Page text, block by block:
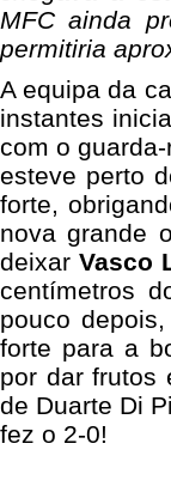
MFC ainda
permitiria
A equipa da
instantes
com o
esteve perto
forte,
nova grande
deixar Vasco
centímetros
pouco
forte para a
por dar frutos
de Duarte Di
fez o 2-0!